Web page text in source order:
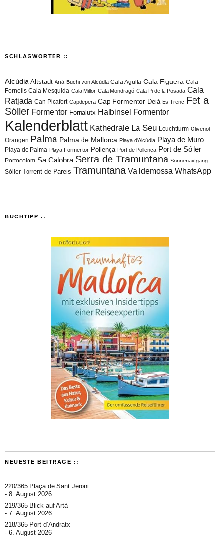
SCHLAGWÖRTER ::
Alcúdia Altstadt Artà Bucht von Alcúdia Cala Agulla Cala Figuera Cala
Fornells Cala Mesquida Cala Millor Cala Mondragó Cala Pi de la Posada Cala
Ratjada Can Picafort Capdepera Cap Formentor Deià Es Trenc Fet a
Sóller Formentor Fornalutx Halbinsel Formentor
Kalenderblatt Kathedrale La Seu Leuchtturm Olivenöl
Orangen Palma Palma de Mallorca Playa d'Alcúdia Playa de Muro
Playa de Palma Playa Formentor Pollença Port de Pollença Port de Sóller
Portocolom Sa Calobra Serra de Tramuntana Sonnenaufgang
Sòller Torrent de Pareis Tramuntana Valldemossa WhatsApp
BUCHTIPP ::
NEUESTE BEITRÄGE ::
220/365 Plaça de Sant Jeroni
8. August 2026
219/365 Blick auf Artà
7. August 2026
218/365 Port d’Andratx
6. August 2026